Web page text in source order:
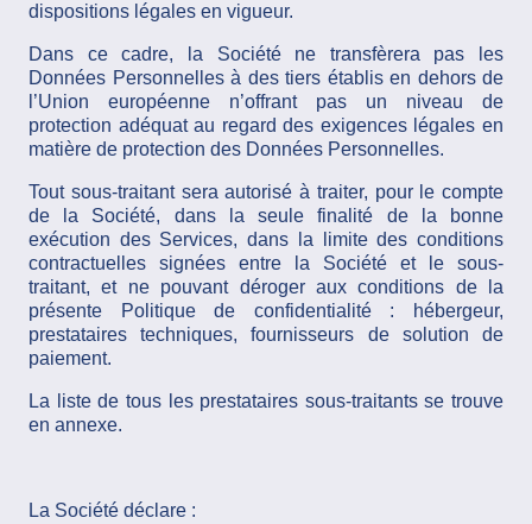
dispositions légales en vigueur.
Dans ce cadre, la Société ne transfèrera pas les
Données Personnelles à des tiers établis en dehors de
l’Union européenne n’offrant pas un niveau de
protection adéquat au regard des exigences légales en
matière de protection des Données Personnelles.
Tout sous-traitant sera autorisé à traiter, pour le compte
de la Société, dans la seule finalité de la bonne
exécution des Services, dans la limite des conditions
contractuelles signées entre la Société et le sous-
traitant, et ne pouvant déroger aux conditions de la
présente Politique de confidentialité : hébergeur,
prestataires techniques, fournisseurs de solution de
paiement.
La liste de tous les prestataires sous-traitants se trouve
en annexe.
La Société déclare :